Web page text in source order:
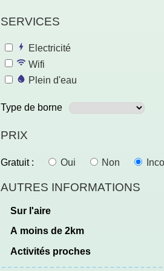
SERVICES
Electricité
Wifi
Plein d'eau
Type de borne
PRIX
Gratuit : Oui Non
AUTRES INFORMATIONS
sur l'aire
a moins de 2km
activités proches